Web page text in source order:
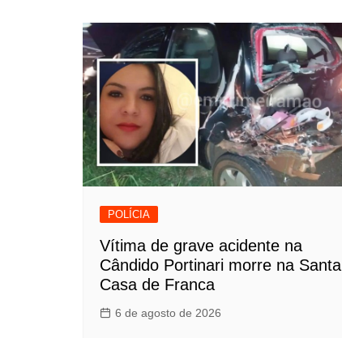
POLÍCIA
Vítima de grave acidente na
Cândido Portinari morre na Santa
Casa de Franca
6 de agosto de 2026